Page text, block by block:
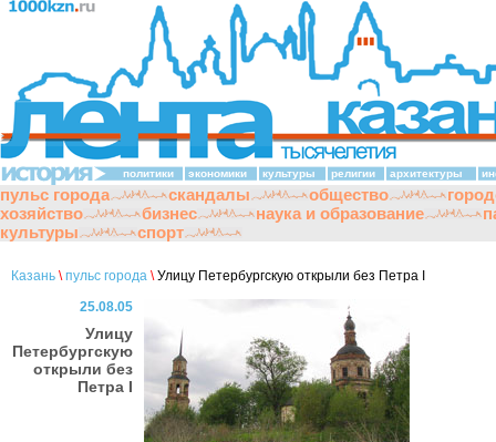
политики экономики культуры религии архитектуры
пульс города скандалы общество
хозяйство
бизнес наука и образование
культуры
спорт
Казань \ пульс города \Улицу Петербургскую открыли без Петра I
25.08.05
Улицу
Петербургскую
открыли без
Петра I